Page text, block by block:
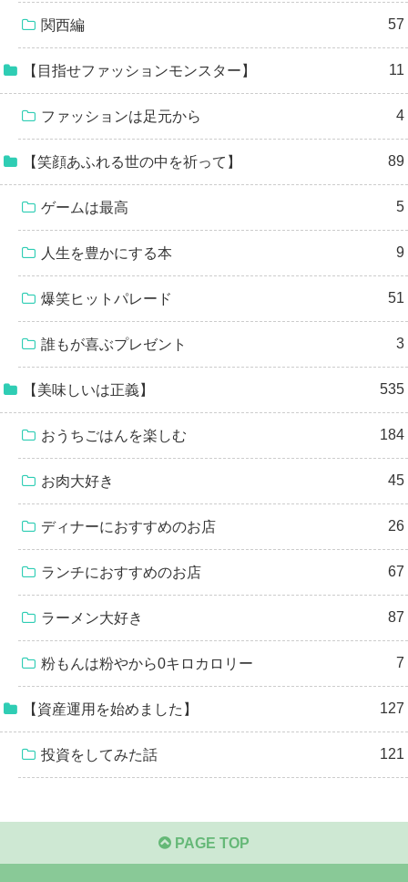
関西編 57
【目指せファッションモンスター】 11
ファッションは足元から 4
【笑顔あふれる世の中を祈って】 89
ゲームは最高 5
人生を豊かにする本 9
爆笑ヒットパレード 51
誰もが喜ぶプレゼント 3
【美味しいは正義】 535
おうちごはんを楽しむ 184
お肉大好き 45
ディナーにおすすめのお店 26
ランチにおすすめのお店 67
ラーメン大好き 87
粉もんは粉やから0キロカロリー 7
【資産運用を始めました】 127
投資をしてみた話 121
PAGE TOP